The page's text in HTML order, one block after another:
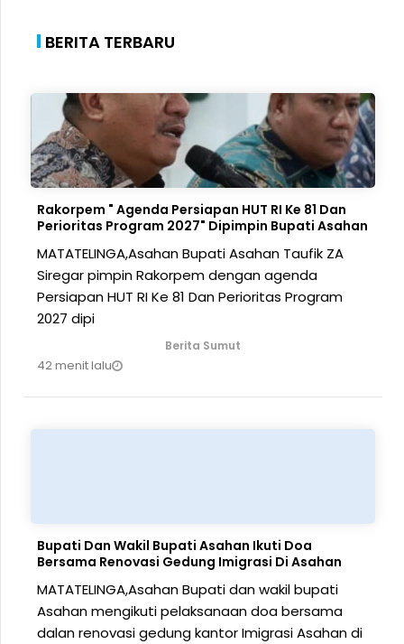
BERITA TERBARU
Rakorpem " Agenda Persiapan HUT RI Ke 81 Dan
Perioritas Program 2027" Dipimpin Bupati Asahan
MATATELINGA,Asahan Bupati Asahan Taufik ZA
Siregar pimpin Rakorpem dengan agenda
Persiapan HUT RI Ke 81 Dan Perioritas Program
2027 dipi
Berita Sumut
42 menit lalu
Bupati Dan Wakil Bupati Asahan Ikuti Doa
Bersama Renovasi Gedung Imigrasi Di Asahan
MATATELINGA,Asahan Bupati dan wakil bupati
Asahan mengikuti pelaksanaan doa bersama
dalan renovasi gedung kantor Imigrasi Asahan di